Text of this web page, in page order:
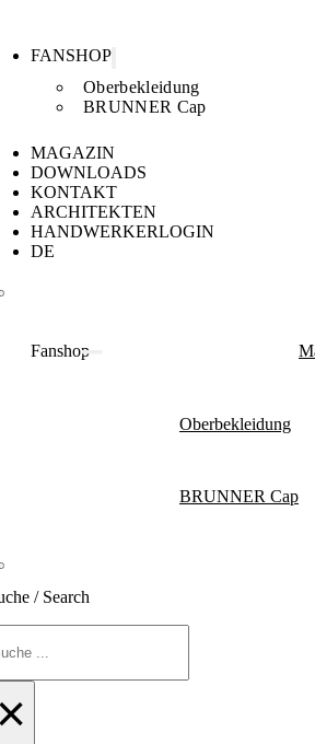
FANSHOP
Oberbekleidung
BRUNNER Cap
MAGAZIN
DOWNLOADS
KONTAKT
ARCHITEKTEN
HANDWERKERLOGIN
DE
Fanshop
Oberbekleidung
BRUNNER Cap
/ Search
×